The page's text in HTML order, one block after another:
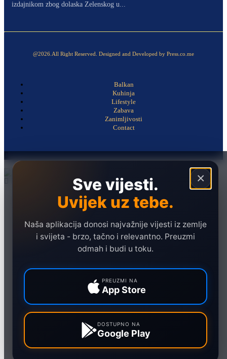
izdajnikom zbog dolaska Zelenskog u...
@2026.All Right Reserved. Designed and Developed by Press.co.me
Balkan
Kuhinja
Lifestyle
Zabava
Zanimljivosti
Contact
×
Sve vijesti.
Uvijek uz tebe.
Naša aplikacija donosi najvažnije vijesti iz zemlje
i svijeta - brzo, tačno i relevantno. Preuzmi
odmah i budi u toku.
PREUZMI NA
App Store
DOSTUPNO NA
Google Play
Društvo
Hronika
Sport